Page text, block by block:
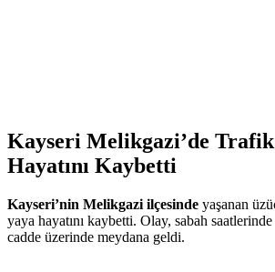
Kayseri Melikgazi’de Trafik
Hayatını Kaybetti
Kayseri’nin Melikgazi ilçesinde yaşanan
yaya hayatını kaybetti. Olay, sabah
cadde üzerinde meydana geldi.